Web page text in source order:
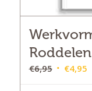
€6,95 €4,95